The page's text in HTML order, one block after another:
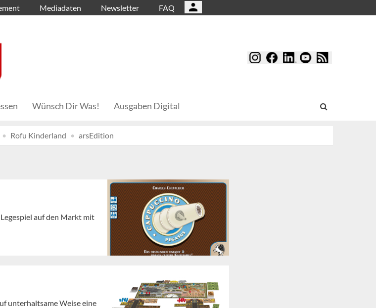
Mediadaten Newsletter FAQ
Wünsch Dir Was! Ausgaben Digital
Rofu Kinderland arsEdition
auf den Markt mit
unterhaltsame Weise eine